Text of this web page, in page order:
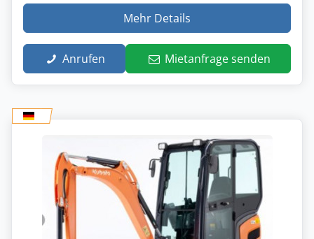
Mehr Details
Anrufen Mietanfrage senden